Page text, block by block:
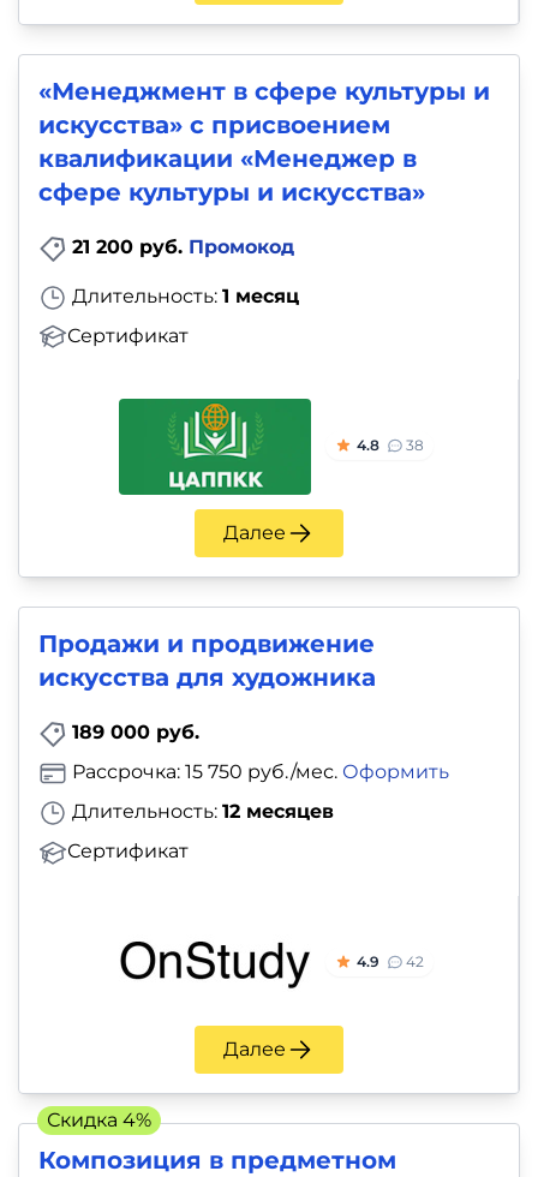
«Менеджмент в сфере культуры и
искусства» с присвоением
квалификации «Менеджер в
сфере культуры и искусства»
21 200 руб. Промокод
Длительность: 1 месяц
Сертификат
4.8 38
Далее
Продажи и продвижение
искусства для художника
189 000 руб.
Длительность: 12 месяцев
Сертификат
Рассрочка: 15 750 руб./мес. Оформить
4.9 42
Далее
Композиция в предметном
Скидка 4%